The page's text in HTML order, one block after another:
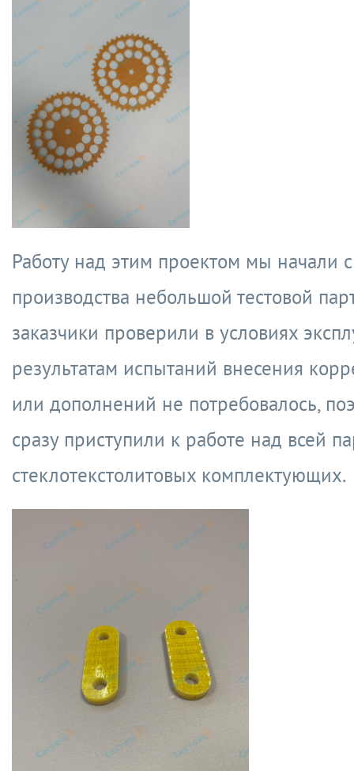
Работу над этим проектом мы начали с
производства небольшой тестовой
заказчики проверили в условиях
результатам испытаний внесения
или дополнений не потребовалось,
сразу приступили к работе над всей
стеклотекстолитовых комплектующих.